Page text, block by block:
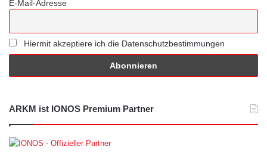
E-Mail-Adresse
Hiermit akzeptiere ich die Datenschutzbestimmungen
ARKM ist IONOS Premium Partner